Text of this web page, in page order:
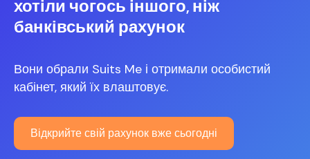
хотіли чогось іншого, ніж
банківський рахунок
Вони обрали Suits Me і отримали особистий
кабінет, який їх влаштовує.
Відкрийте свій рахунок вже сьогодні